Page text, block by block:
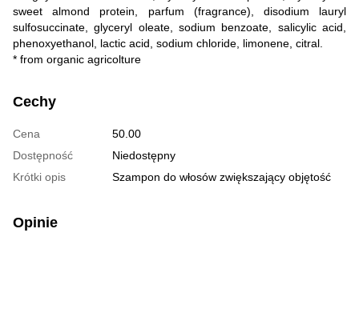
sweet almond protein, parfum (fragrance), disodium lauryl
sulfosuccinate, glyceryl oleate, sodium benzoate, salicylic acid,
phenoxyethanol, lactic acid, sodium chloride, limonene, citral.
* from organic agricolture
Cechy
Cena
50.00
Dostępność
Niedostępny
Krótki opis
Szampon do włosów zwiększający objętość
Opinie